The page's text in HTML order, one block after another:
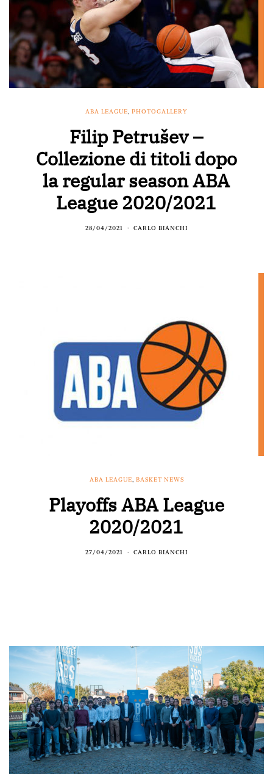
ABA LEAGUE, PHOTOGALLERY
Filip Petrušev –
Collezione di titoli dopo
la regular season ABA
League 2020/2021
28/04/2021 CARLO BIANCHI
ABA LEAGUE, BASKET NEWS
Playoffs ABA League
2020/2021
27/04/2021 CARLO BIANCHI